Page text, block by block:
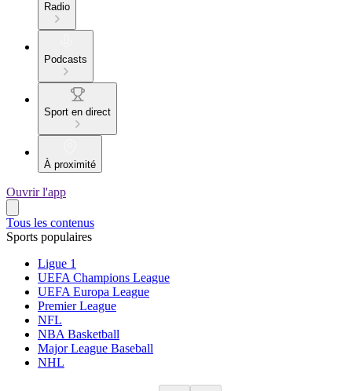
Radio
Podcasts
Sport en direct
À proximité
Ouvrir l'app
Tous les contenus
Sports populaires
Ligue 1
UEFA Champions League
UEFA Europa League
Premier League
NFL
NBA Basketball
Major League Baseball
NHL